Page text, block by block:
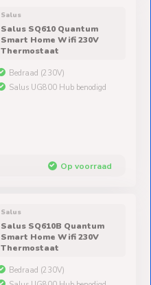
Salus
Salus SQ610 Quantum
Smart Home Wifi 230V
Thermostaat
Bedraad (230V)
Salus UG800 Hub benodigd
Op voorraad
Salus
Salus SQ610B Quantum
Smart Home Wifi 230V
Thermostaat
Bedraad (230V)